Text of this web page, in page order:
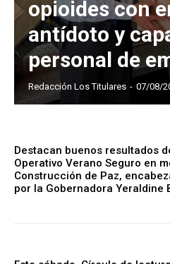
opioides con
antídoto y
personal de
Redacción Los Titulares - 07/08/
Destacan buenos resultados
Operativo Verano Seguro en
Construcción de Paz,
por la Gobernadora Yeraldine